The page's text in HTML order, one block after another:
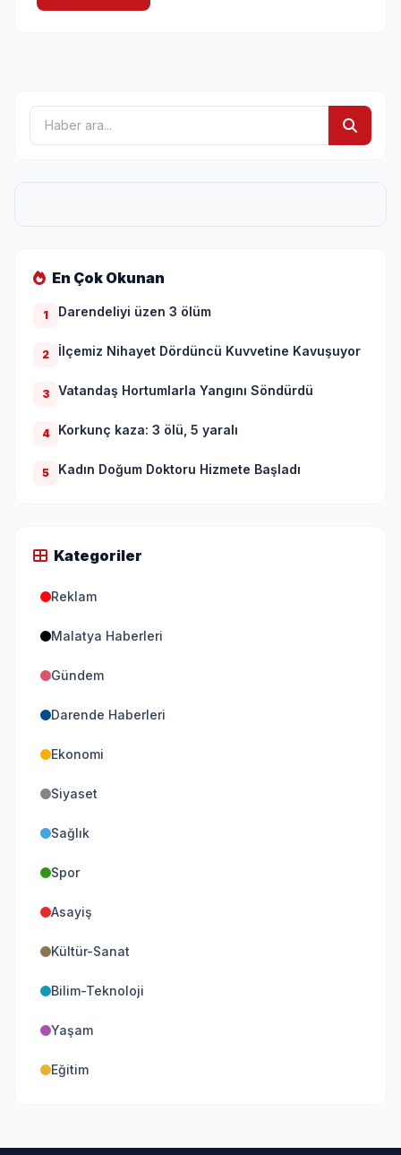
En Çok Okunan
1 Darendeliyi üzen 3 ölüm
2 İlçemiz Nihayet Dördüncü Kuvvetine Kavuşuyor
3 Vatandaş Hortumlarla Yangını Söndürdü
4 Korkunç kaza: 3 ölü, 5 yaralı
5 Kadın Doğum Doktoru Hizmete Başladı
Kategoriler
Reklam
Malatya Haberleri
Gündem
Darende Haberleri
Ekonomi
Siyaset
Sağlık
Spor
Asayiş
Kültür-Sanat
Bilim-Teknoloji
Yaşam
Eğitim